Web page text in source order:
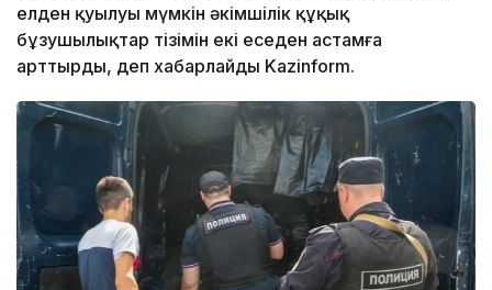
елден қуылуы мүмкін әкімшілік құқық
бұзушылықтар тізімін екі еседен астамға
арттырды, деп хабарлайды Kazinform.